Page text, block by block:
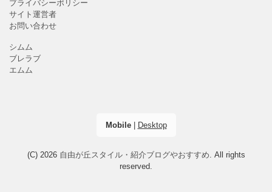
プライバシーポリシー
サイト運営者
お問い合わせ
シムム
ブレラブ
エムム
Mobile| Desktop
(C) 2026 自由が丘スタイル・紹介ブログやおすすめ. All rights
reserved.